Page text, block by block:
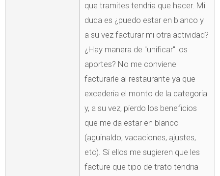
que tramites tendria que hacer. Mi
duda es ¿puedo estar en blanco y
a su vez facturar mi otra actividad?
¿Hay manera de "unificar" los
aportes? No me conviene
facturarle al restaurante ya que
excederia el monto de la categoria
y, a su vez, pierdo los beneficios
que me da estar en blanco
(aguinaldo, vacaciones, ajustes,
etc). Si ellos me sugieren que les
facture que tipo de trato tendria